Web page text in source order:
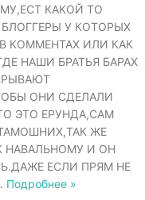
КАКОЙ ТО
У КОТОРЫХ
КОММЕНТАХ ИЛИ КАК
НАШИ БРАТЬЯ БАРАХ
ОНИ СДЕЛАЛИ
ЭТО ЕРУНДА,САМ
ЖЕ
НАВАЛЬНОМУ И ОН
ЕСЛИ ПРЯМ НЕ
Подробнее »